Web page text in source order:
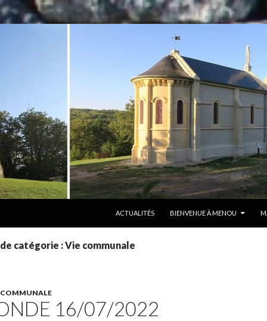
ACTUALITÉS
BIENVENUE À MENOU
catégorie : Vie communale
16/07/2022